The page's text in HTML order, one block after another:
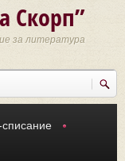
Скорп”
за литература